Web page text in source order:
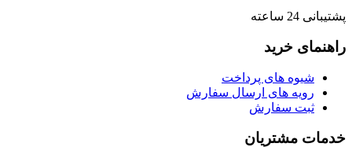
پشتیبانی 24 ساعته
راهنمای خرید
شیوه های پرداخت
رویه های ارسال سفارش
ثبت سفارش
خدمات مشتریان